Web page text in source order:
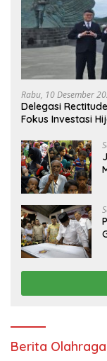
Rabu, 10 Desember
Delegasi
Fokus Investasi
Berita Olahraga